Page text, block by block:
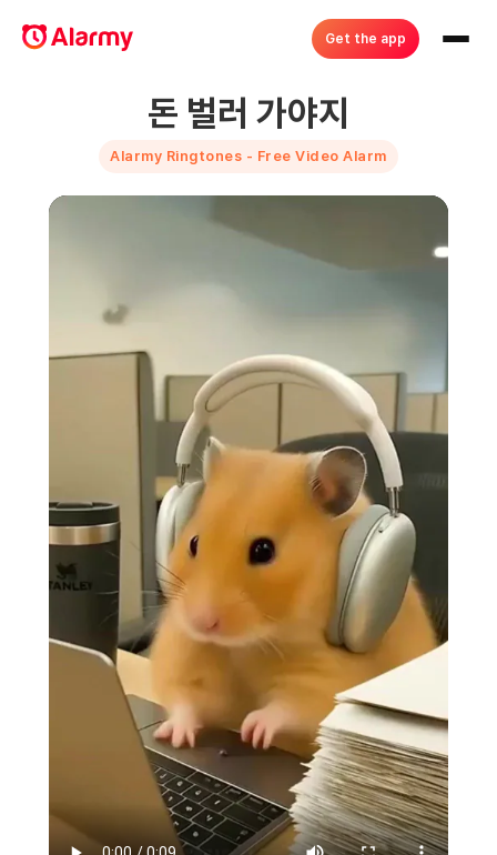
Get the app
돈 벌러 가야지
Alarmy Ringtones - Free Video Alarm